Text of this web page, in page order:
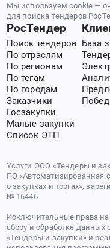
Мы используем cookie —
для поиска тендеров
РосТендер
Поиск тендеров
По отраслям
По регионам
По тегам
По городам
Заказчики
Госзакупки
Малые закупки
Список ЭТП
База
Услуги ООО «Тендеры и
ПО «Автоматизированная
о закупках и торгах»,
№ 16446
Исключительные права
сбору и обработке данных
«Тендеры и закупки» и